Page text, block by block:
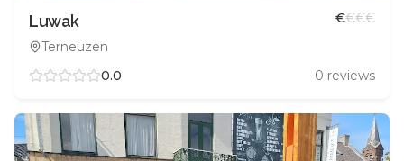
Luwak
Terneuzen
€€€€
0.0 0 reviews